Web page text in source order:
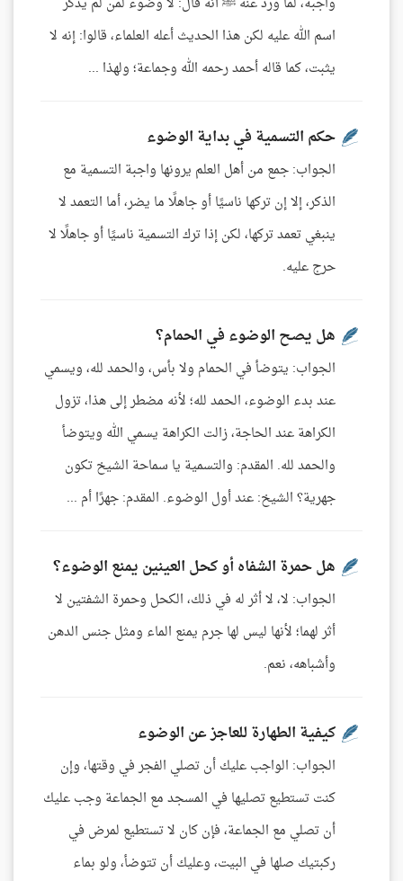
اسم الله عليه لكن هذا الحديث أعله العلماء، قالوا: إنه لا
يثبت، كما قاله أحمد رحمه الله وجماعة؛ ولهذا ...
حكم التسمية في بداية الوضوء
الجواب: جمع من أهل العلم يرونها واجبة التسمية مع
الذكر، إلا إن تركها ناسيًا أو جاهلًا ما يضر، أما التعمد لا
ينبغي تعمد تركها، لكن إذا ترك التسمية ناسيًا أو جاهلًا لا
حرج عليه.
هل يصح الوضوء في الحمام؟
الجواب: يتوضأ في الحمام ولا بأس، والحمد لله، ويسمي
عند بدء الوضوء، الحمد لله؛ لأنه مضطر إلى هذا، تزول
الكراهة عند الحاجة، زالت الكراهة يسمي الله ويتوضأ
والحمد لله. المقدم: والتسمية يا سماحة الشيخ تكون
جهرية؟ الشيخ: عند أول الوضوء. المقدم: جهرًا أم ...
هل حمرة الشفاه أو كحل العينين يمنع الوضوء؟
الجواب: لا، لا أثر له في ذلك، الكحل وحمرة الشفتين لا
أثر لهما؛ لأنها ليس لها جرم يمنع الماء ومثل جنس الدهن
وأشباهه، نعم.
كيفية الطهارة للعاجز عن الوضوء
الجواب: الواجب عليك أن تصلي الفجر في وقتها، وإن
كنت تستطيع تصليها في المسجد مع الجماعة وجب عليك
أن تصلي مع الجماعة، فإن كان لا تستطيع لمرض في
ركبتيك صلها في البيت، وعليك أن تتوضأ، ولو بماء